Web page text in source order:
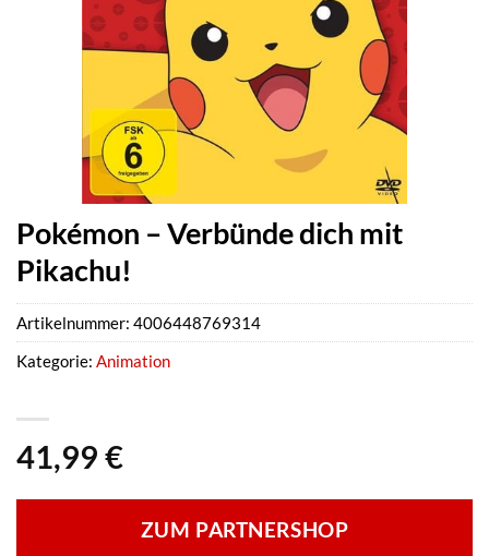
Pokémon – Verbünde dich mit
Pikachu!
41,99 €
ZUM PARTNERSHOP
Artikelnummer: 4006448769314
Kategorie: Animation